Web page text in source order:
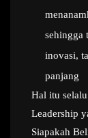
sehingga
inovasi,
panjang
Hal itu
Leadership
Siapakah